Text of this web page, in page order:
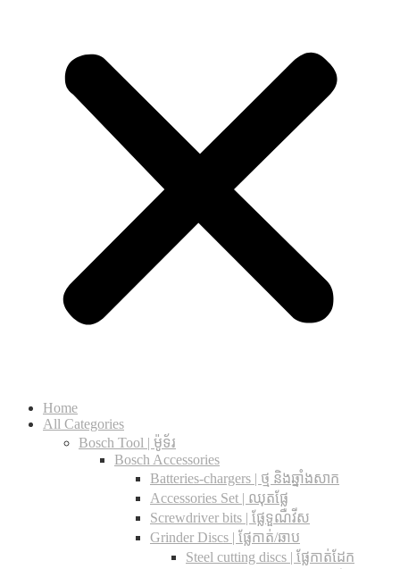
Home
All Categories
Bosch Tool | ម៉ូទ័រ
Bosch Accessories
Batteries-chargers | ថ្ម និងឆ្នាំងសាក
Accessories Set | ឈុតផ្លែ
Screwdriver bits | ផ្លែទួណឺវីស
Grinder Discs |​ ផ្លែកាត់/ឆាប
Steel cutting discs |​ ផ្លែកាត់ដែក